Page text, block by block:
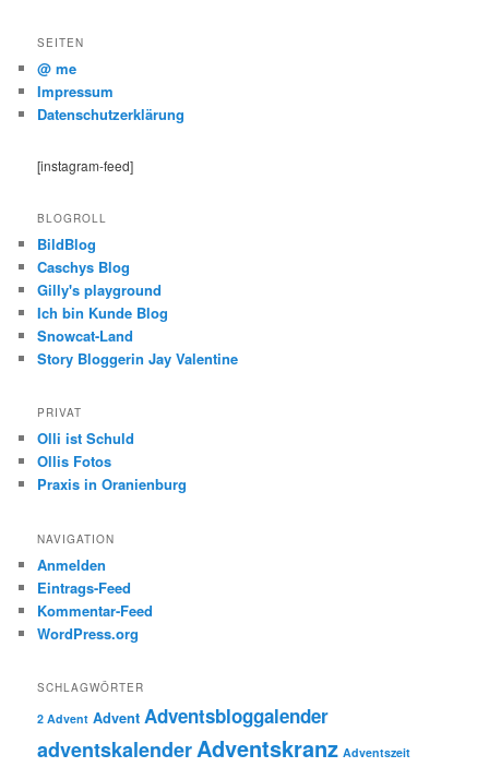
SEITEN
@ me
Impressum
Datenschutzerklärung
[instagram-feed]
BLOGROLL
BildBlog
Caschys Blog
Gilly's playground
Ich bin Kunde Blog
Snowcat-Land
Story Bloggerin Jay Valentine
PRIVAT
Olli ist Schuld
Ollis Fotos
Praxis in Oranienburg
NAVIGATION
Anmelden
Eintrags-Feed
Kommentar-Feed
WordPress.org
SCHLAGWÖRTER
2 Advent Advent Adventsbloggalender
adventskalenderAdventskranz Adventszeit